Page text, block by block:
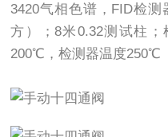
3420气相色谱，FID检
方）；8米0.32测试柱
200℃，检测器温度250℃